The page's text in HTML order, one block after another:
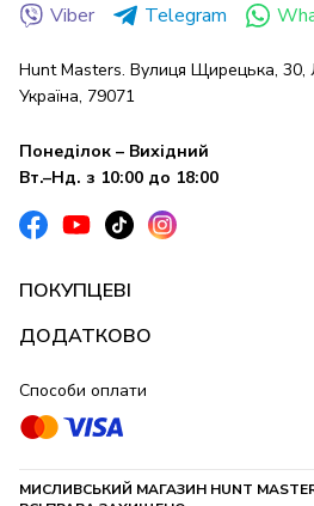
Viber Telegram
Hunt Masters. Вулиця Щирецька, 30,
Україна, 79071
Понеділок – Вихідний
Вт.–Нд. з 10:00 до 18:00
ПОКУПЦЕВІ
ДОДАТКОВО
Способи оплати
МИСЛИВСЬКИЙ МАГАЗИН HUNT